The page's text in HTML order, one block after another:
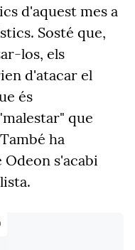
d'aquest mes a
Sosté que,
los, els
d'atacar el
és
que
ha
s'acabi